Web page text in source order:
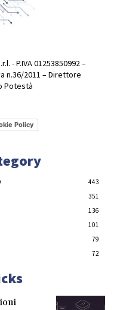
- P.IVA 01253850992 –
n.36/2011 – Direttore
Potestà
Policy
443
351
136
101
79
72